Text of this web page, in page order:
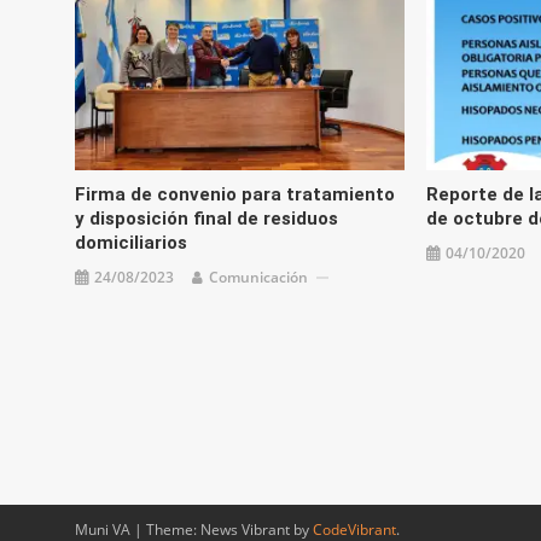
Firma de convenio para tratamiento
y disposición final de residuos
domiciliarios
24/08/2023 Comunicación
Reporte de
de octubre
04/10/2020
Muni VA | Theme: News Vibrant byCodeVibrant.